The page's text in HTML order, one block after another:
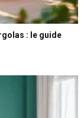
: le guide